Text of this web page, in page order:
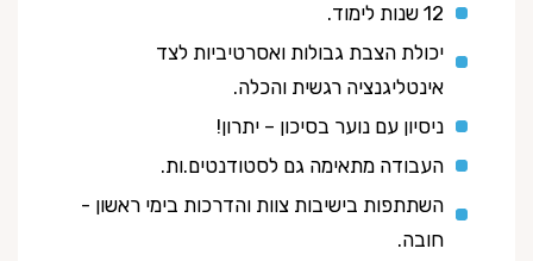
12 שנות לימוד.
יכולת הצבת גבולות ואסרטיביות לצד
אינטליגנציה רגשית והכלה.
ניסיון עם נוער בסיכון – יתרון!
העבודה מתאימה גם לסטודנטים.ות.
השתתפות בישיבות צוות והדרכות בימי ראשון -
חובה.